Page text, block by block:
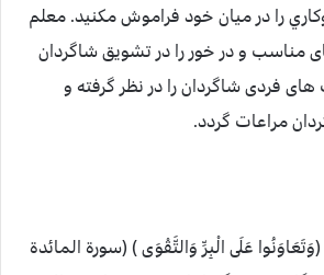
را در ميان خود فراموش مكنيد. معلم
مناسب و در خور را در تشویق شاگردان
های فردی شاگردان را در نظر گرفته و
مراعات گردد.
عَلَى الْبِرِّ وَالتَّقْوَى ) (سورة المائدة